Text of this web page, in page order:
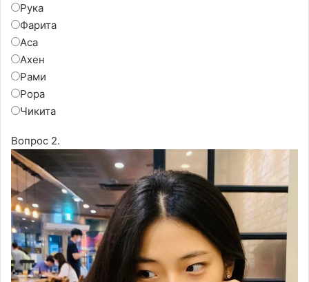
Рука
Фарита
Аса
Ахен
Рами
Рора
Чикита
Вопрос 2.